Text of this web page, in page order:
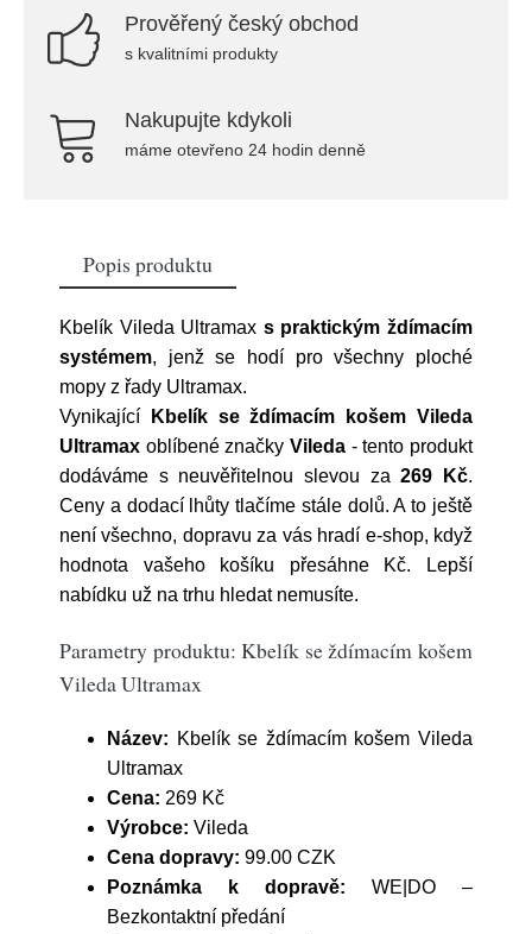
Prověřený český obchod
s kvalitními produkty
Nakupujte kdykoli
máme otevřeno 24 hodin denně
Popis produktu
Kbelík Vileda Ultramax s praktickým ždímacím
systémem, jenž se hodí pro všechny ploché
mopy z řady Ultramax.
Vynikající
Kbelík se ždímacím košem Vileda
Ultramax oblíbené značky Vileda - tento produkt
dodáváme s neuvěřitelnou slevou za269 Kč.
Ceny a dodací lhůty tlačíme stále dolů. A to ještě
není všechno, dopravu za vás hradí e-shop, když
hodnota vašeho košíku přesáhne Kč. Lepší
nabídku už na trhu hledat nemusíte.
Parametry produktu: Kbelík se ždímacím košem
Vileda Ultramax
Název: Kbelík se ždímacím košem Vileda
Ultramax
Cena: 269 Kč
Výrobce: Vileda
Cena dopravy: 99.00 CZK
Poznámka k dopravě: WE|DO –
Bezkontaktní předání